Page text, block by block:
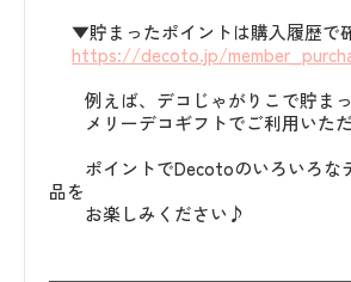
▼貯まったポイントは購入履歴で
https://decoto.jp/
例えば、デコじゃがりこで貯ま
メリーデコギフトでご利用いただ
ポイントでDecotoのいろいろな
品を
お楽しみください♪